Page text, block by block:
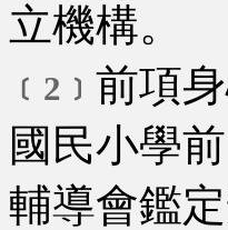
立機構。
﹝2﹞ 前項
國民小學
輔導會鑑